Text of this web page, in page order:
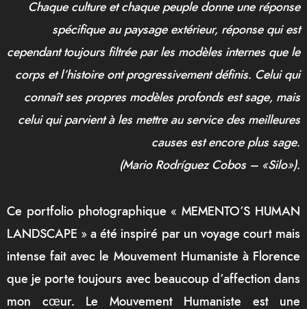
Chaque culture et chaque peuple donne une réponse
spécifique au paysage extérieur, réponse qui est
cependant toujours filtrée par les modèles internes que le
corps et l’histoire ont progressivement définis. Celui qui
connaît ses propres modèles profonds est sage, mais
celui qui parvient à les mettre au service des meilleures
causes est encore plus sage.
(Mario Rodríguez Cobos – «Silo»).
Ce portfolio photographique « MEMENTO’S HUMAN
LANDSCAPE » a été inspiré par un voyage court mais
intense fait avec le Mouvement Humaniste à Florence
que je porte toujours avec beaucoup d’affection dans
mon cœur. Le Mouvement Humaniste est une